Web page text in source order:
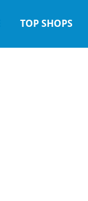
TOP SHOPS